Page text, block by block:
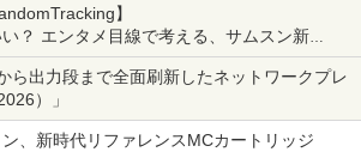
】
？ エンタメ目線で考える、サムスン新
ら出力段まで全面刷新したネットワークプレ
）」
、新時代リファレンスMCカートリッジ